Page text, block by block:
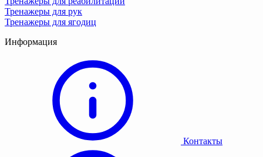
Тренажеры для рук
Тренажеры для ягодиц
Информация
Контакты